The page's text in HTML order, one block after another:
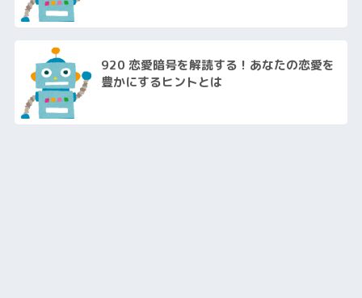
920 恋愛暗号を解読する！あなたの恋愛を
豊かにするヒントとは